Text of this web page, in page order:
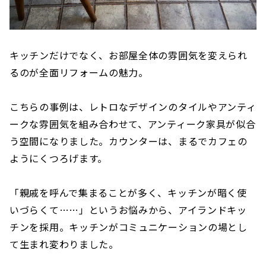
キッチンだけでなく、お部屋全体の雰囲気を変えられ
るのが全面リフォームの魅力。
こちらの事例は、レトロなデザインのタイルやアンティ
ークな雰囲気を組み合わせて、アンティーク家具が似合
う空間になりました。カウンターは、まるでカフェの
ようにくつろげます。
「親戚を呼んで集まることが多く、キッチンが暗く使
いづらくて……」というお悩みから、アイランドキッ
チンを採用。キッチンがコミュニケーションの場とし
て生まれ変わりました。